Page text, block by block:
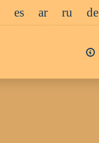
es ar ru de